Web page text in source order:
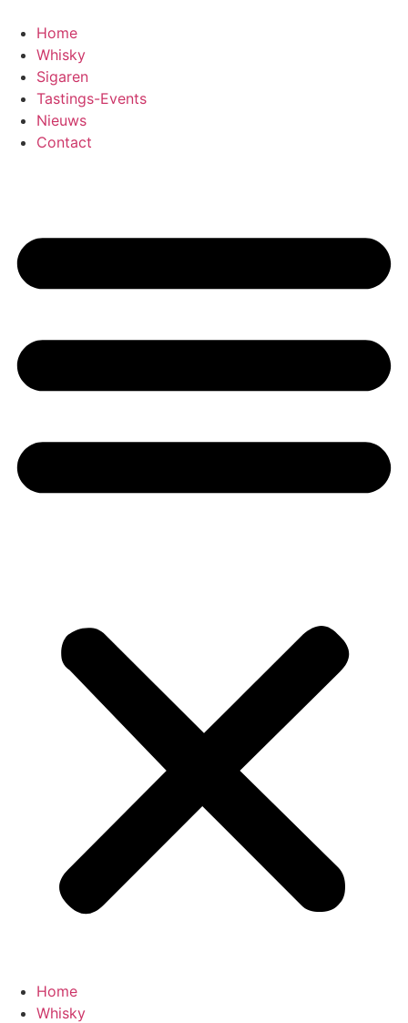
Home
Whisky
Sigaren
Tastings-Events
Nieuws
Contact
Home
Whisky